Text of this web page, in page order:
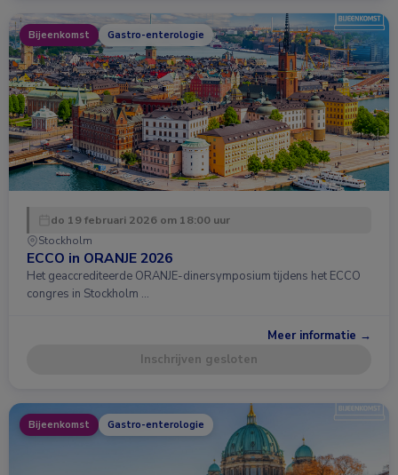
Bijeenkomst Gastro-enterologie
do 19 februari 2026 om 18:00 uur
Stockholm
ECCO in ORANJE 2026
Het geaccrediteerde ORANJE-dinersymposium tijdens het ECCO
congres in Stockholm …
Meer informatie →
Inschrijven gesloten
Bijeenkomst Gastro-enterologie